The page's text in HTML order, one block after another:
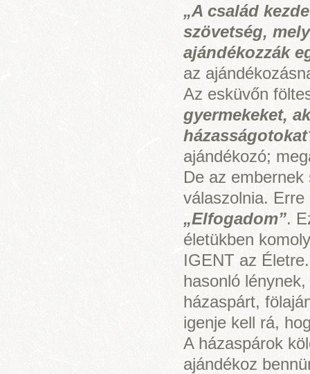
„A család
szövetség,
ajándékozzák
az
Az esküvőn
gyermekeket,
ajándékozó;
De az
válaszolnia.
„Elfogadom”.
életükben
IGENT az
hasonló
házaspárt,
igenje kell rá,
A házaspárok
ajándékoz